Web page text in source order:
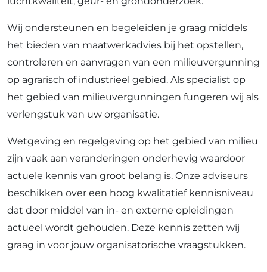
Wij ondersteunen en begeleiden je graag middels
het bieden van maatwerkadvies bij het opstellen,
controleren en aanvragen van een milieuvergunning
op agrarisch of industrieel gebied. Als specialist op
het gebied van milieuvergunningen fungeren wij als
verlengstuk van uw organisatie.
Wetgeving en regelgeving op het gebied van milieu
zijn vaak aan veranderingen onderhevig waardoor
actuele kennis van groot belang is. Onze adviseurs
beschikken over een hoog kwalitatief kennisniveau
dat door middel van in- en externe opleidingen
actueel wordt gehouden. Deze kennis zetten wij
graag in voor jouw organisatorische vraagstukken.